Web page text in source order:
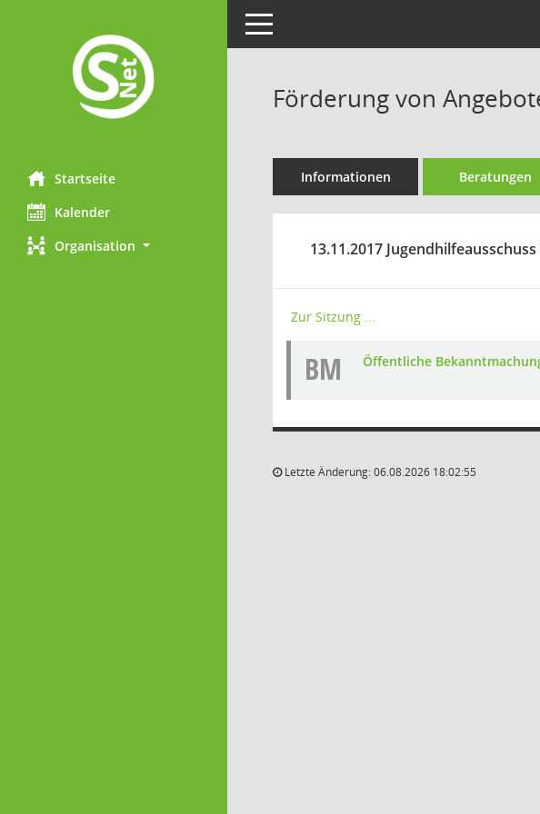
Startseite
Kalender
Organisation
Toggle navigation
Förderung von
Informationen Beratungen
13.11.2017
Zur Sitzung ...
BM Öffentliche
Letzte Änderung: 06.08.2026 18:02:55